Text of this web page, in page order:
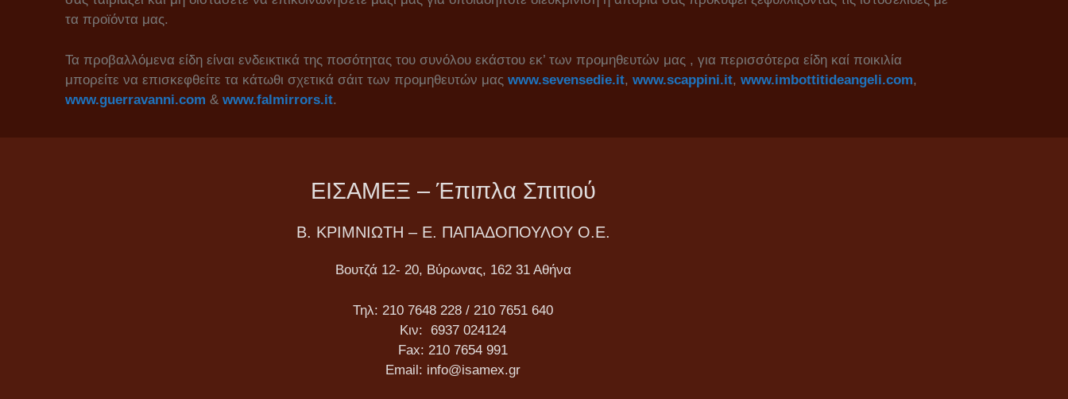
τα προϊόντα μας.
Τα προβαλλόμενα είδη είναι ενδεικτικά της ποσότητας του συνόλου εκάστου εκ’ των προμηθευτών μας , για περισσότερα είδη καί ποικιλία
μπορείτε να επισκεφθείτε τα κάτωθι σχετικά σάιτ των προμηθευτών μας www.sevensedie.it, www.scappini.it, www.imbottitideangeli.com,
www.guerravanni.com & www.falmirrors.it.
ΕΙΣΑΜΕΞ – Έπιπλα Σπιτιού
Β. ΚΡΙΜΝΙΩΤΗ – Ε. ΠΑΠΑΔΟΠΟΥΛΟΥ Ο.Ε.
Βουτζά 12- 20, Βύρωνας, 162 31 Αθήνα
Τηλ: 210 7648 228 / 210 7651 640
Κιν: 6937 024124
Fax: 210 7654 991
Email: info@isamex.gr